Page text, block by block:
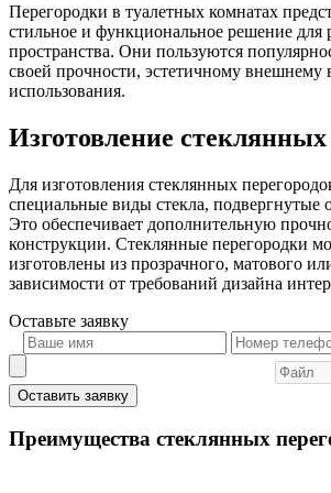
Перегородки в туалетных комнатах
стильное и функциональное решение для
пространства. Они пользуются
своей прочности, эстетичному внешнему
использования.
Изготовление стеклянных
Для изготовления стеклянных
специальные виды стекла, подвергнутые
Это обеспечивает дополнительную
конструкции. Стеклянные перегородки
изготовлены из прозрачного, матового
зависимости от требований дизайна
Оставьте заявку
Оставить заявку
Преимущества стеклянных